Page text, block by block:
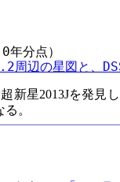
分点）
辺の星図と、
新星2013Jを発見
。